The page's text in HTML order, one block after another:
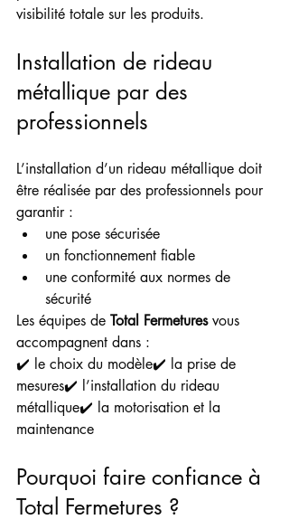
visibilité totale sur les produits.
Installation de rideau
métallique par des
professionnels
L’installation d’un rideau métallique doit
être réalisée par des professionnels pour
garantir :
une pose sécurisée
un fonctionnement fiable
une conformité aux normes de
sécurité
Les équipes de Total Fermetures vous
accompagnent dans :
✔️ le choix du modèle✔️ la prise de
mesures✔️ l’installation du rideau
métallique✔️ la motorisation et la
maintenance
Pourquoi faire confiance à
Total Fermetures ?